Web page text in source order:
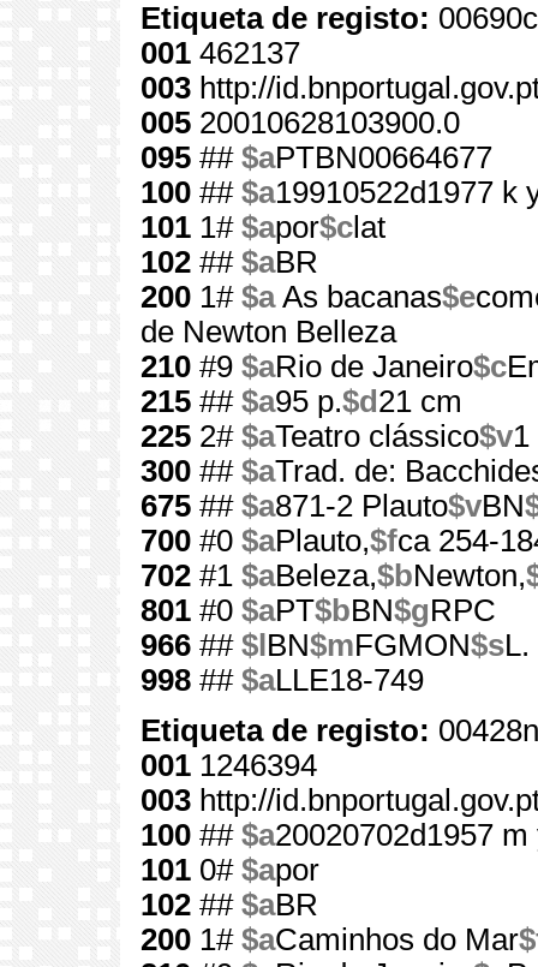
Etiqueta de registo:
001 462137
003 http://
005 20010628103900.0
095 ## $aPTBN00664677
100 ## $a19910522d1977 k
101 1# $apor$c lat
102 ## $aBR
200 1# $aAs bacanas$e
de Newton Belleza
210 #9 $aRio de Janeiro$c
215 ## $a95 p.$d 21 cm
225 2# $aTeatro clássico$v1
300 ## $aTrad. de:
675 ## $a871-2 Plauto$vBN
700 #0 $aPlauto,$fca 254-
702 #1 $aBeleza,$bNewton,
801 #0 $aPT$bBN$gRPC
966 ## $l BN$mFGMON$sL.
998 ## $aLLE18-749
Etiqueta de registo:
001 1246394
003 http://
100 ## $a20020702d1957
101 0# $apor
102 ## $aBR
200 1# $aCaminhos do Mar